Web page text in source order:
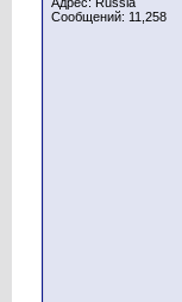
Сообщений: 11,258